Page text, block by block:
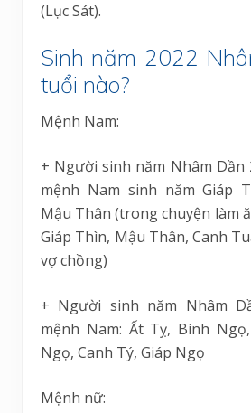
(Lục Sát).
Sinh năm 2022
tuổi nào?
Mệnh Nam:
+ Người sinh năm Nhâm
mệnh Nam sinh năm Giáp
Mậu Thân (trong chuyện làm
Giáp Thìn, Mậu Thân, Canh
vợ chồng)
+ Người sinh năm Nhâm
mệnh Nam: Ất Tỵ, Bính
Ngọ, Canh Tý, Giáp Ngọ
Mệnh nữ: